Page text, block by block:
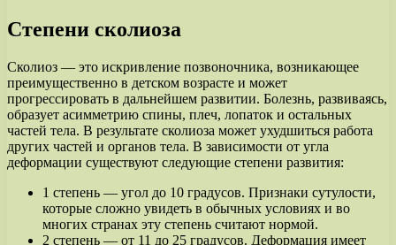
Степени сколиоза
Сколиоз — это искривление позвоночника, возникающее
преимущественно в детском возрасте и может
прогрессировать в дальнейшем развитии. Болезнь, развиваясь,
образует асимметрию спины, плеч, лопаток и остальных
частей тела. В результате сколиоза может ухудшиться работа
других частей и органов тела. В зависимости от угла
деформации существуют следующие степени развития:
1 степень — угол до 10 градусов. Признаки сутулости,
которые сложно увидеть в обычных условиях и во
многих странах эту степень считают нормой.
2 степень — от 11 до 25 градусов. Деформация имеет